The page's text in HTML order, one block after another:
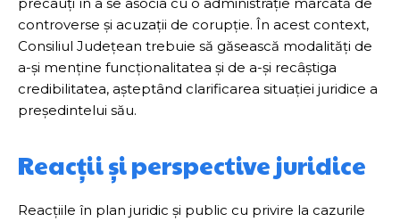
controverse și acuzații de corupție. În acest context,
Consiliul Județean trebuie să găsească modalități de
a-și menține funcționalitatea și de a-și recâștiga
credibilitatea, așteptând clarificarea situației juridice a
președintelui său.
Reacții și perspective juridice
Reacțiile în plan juridic și public cu privire la cazurile